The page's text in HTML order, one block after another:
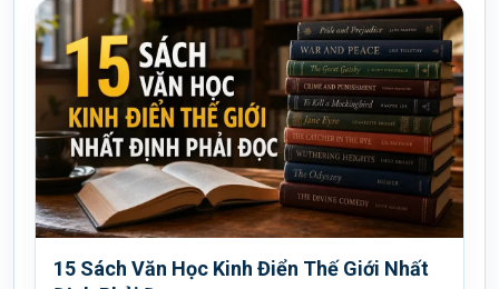
15 Sách Văn Học Kinh Điển Thế Giới Nhất